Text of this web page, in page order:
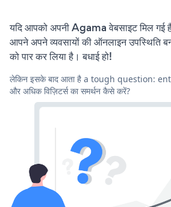
यदि आपको अपनी Agama वेबसाइट मिल
आपने अपने व्यवसायों की ऑनलाइन उपस्थिति
को पार कर लिया है। बधाई हो!
लेकिन इसके बाद आता है a tough question:
और अधिक विज़िटर्स का समर्थन कैसे करें?